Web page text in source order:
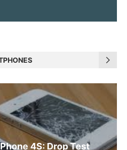
4S: Drop Test